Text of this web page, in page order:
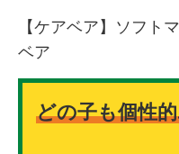
【ケアベア】ソフ
ベア
どの子も個性